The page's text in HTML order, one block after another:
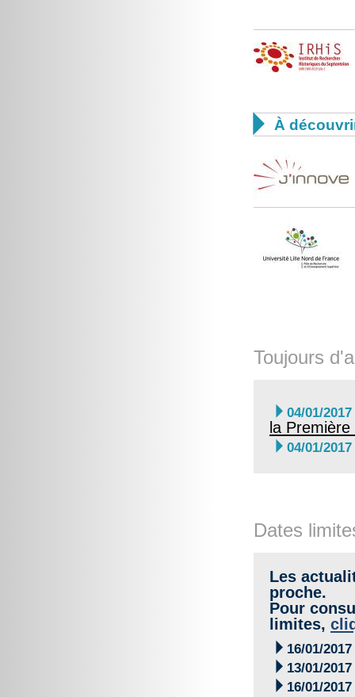
 À
Toujours
 04/01/2017
la
 04/01/2017
Dates
Les
proche.
Pour
limites,
 16/01/2017
 13/01/2017
 16/01/2017